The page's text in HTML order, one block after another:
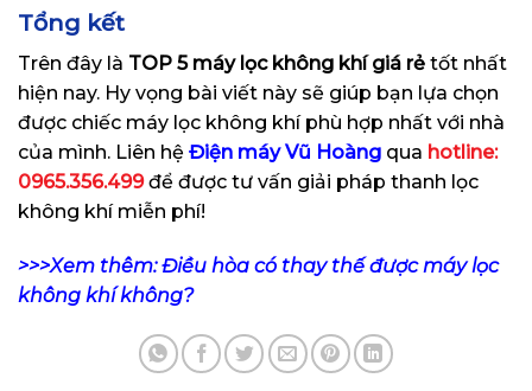
Tổng kết
Trên đây là TOP 5 máy lọc không khí giá rẻ tốt nhất
hiện nay. Hy vọng bài viết này sẽ giúp bạn lựa chọn
được chiếc máy lọc không khí phù hợp nhất với nhà
của mình. Liên hệ Điện máy Vũ Hoàng qua hotline:
0965.356.499để được tư vấn giải pháp thanh lọc
không khí miễn phí!
>>>Xem thêm:Điều hòa có thay thế được máy lọc
không khí không?